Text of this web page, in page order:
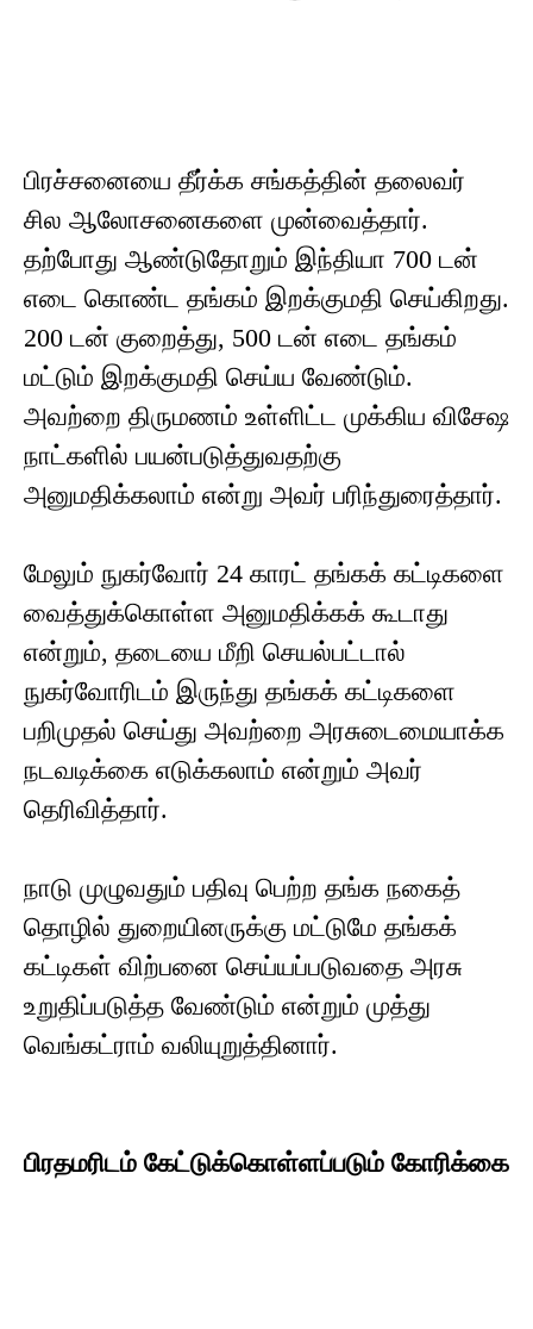
பிரச்சனையை தீர்க்க சங்கத்தின் தலைவர்
சில ஆலோசனைகளை முன்வைத்தார்.
தற்போது ஆண்டுதோறும் இந்தியா 700 டன்
எடை கொண்ட தங்கம் இறக்குமதி செய்கிறது.
200 டன் குறைத்து, 500 டன் எடை தங்கம்
மட்டும் இறக்குமதி செய்ய வேண்டும்.
அவற்றை திருமணம் உள்ளிட்ட முக்கிய விசேஷ
நாட்களில் பயன்படுத்துவதற்கு
அனுமதிக்கலாம் என்று அவர் பரிந்துரைத்தார்.
மேலும் நுகர்வோர் 24 காரட் தங்கக் கட்டிகளை
வைத்துக்கொள்ள அனுமதிக்கக் கூடாது
என்றும், தடையை மீறி செயல்பட்டால்
நுகர்வோரிடம் இருந்து தங்கக் கட்டிகளை
பறிமுதல் செய்து அவற்றை அரசுடைமையாக்க
நடவடிக்கை எடுக்கலாம் என்றும் அவர்
தெரிவித்தார்.
நாடு முழுவதும் பதிவு பெற்ற தங்க நகைத்
தொழில் துறையினருக்கு மட்டுமே தங்கக்
கட்டிகள் விற்பனை செய்யப்படுவதை அரசு
உறுதிப்படுத்த வேண்டும் என்றும் முத்து
வெங்கட்ராம் வலியுறுத்தினார்.
பிரதமரிடம் கேட்டுக்கொள்ளப்படும் கோரிக்கை